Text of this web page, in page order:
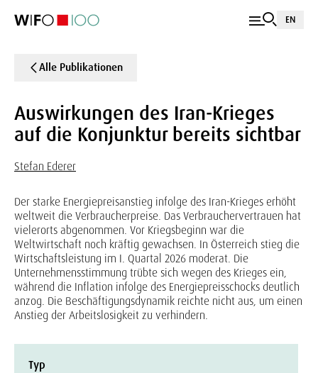
EN
Alle Publikationen
Auswirkungen des Iran-Krieges
auf die Konjunktur bereits sichtbar
Stefan Ederer
Der starke Energiepreisanstieg infolge des Iran-Krieges erhöht
weltweit die Verbraucherpreise. Das Verbrauchervertrauen hat
vielerorts abgenommen. Vor Kriegsbeginn war die
Weltwirtschaft noch kräftig gewachsen. In Österreich stieg die
Wirtschaftsleistung im I. Quartal 2026 moderat. Die
Unternehmensstimmung trübte sich wegen des Krieges ein,
während die Inflation infolge des Energiepreisschocks deutlich
anzog. Die Beschäftigungsdynamik reichte nicht aus, um einen
Anstieg der Arbeitslosigkeit zu verhindern.
Typ